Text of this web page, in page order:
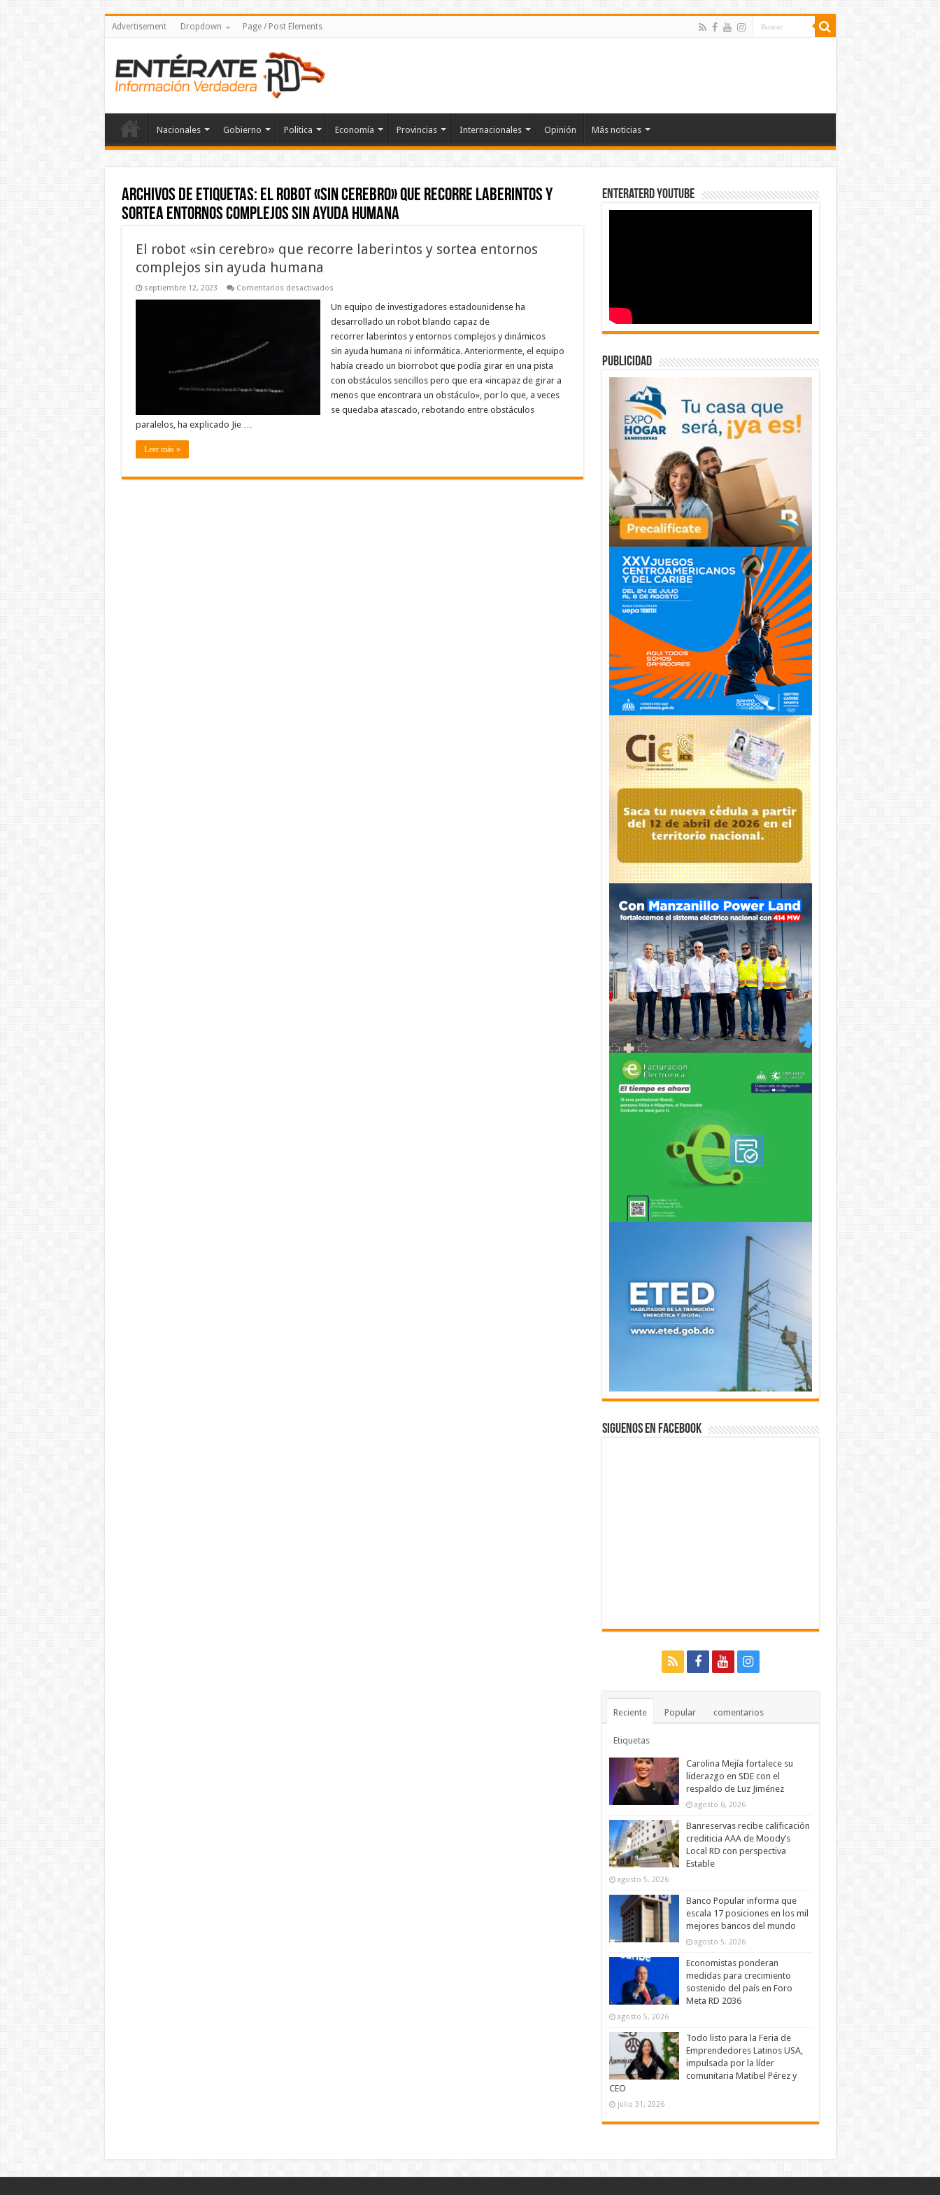
Advertisement Dropdown Page / Post Elements
Nacionales Gobierno Politica Economía Provincias Internacionales Opinión Más noticias
Archivos de etiquetas: El robot «sin cerebro» que recorre laberintos y
sortea entornos complejos sin ayuda humana
El robot «sin cerebro» que recorre laberintos y sortea entornos
complejos sin ayuda humana
septiembre 12, 2023 Comentarios desactivadosen
robot
cerebro»
que
recorre
laberintos
sortea
entornos
sin
humana
Un equipo de investigadores estadounidense ha
desarrollado un robot blando capaz de
recorrer laberintos y entornos complejos y dinámicos
sin ayuda humana ni informática. Anteriormente, el equipo
había creado un biorrobot que podía girar en una pista
con obstáculos sencillos pero que era «incapaz de girar a
menos que encontrara un obstáculo», por lo que, a veces
se quedaba atascado, rebotando entre obstáculos
paralelos, ha explicado Jie …
Leer más »
EnterateRD YOUTUBE
publicidad
Siguenos en Facebook
Reciente Popular comentarios
Etiquetas
Carolina Mejía fortalece su
liderazgo en SDE con el
respaldo de Luz Jiménez
agosto 6, 2026
Banreservas recibe calificación
crediticia AAA de Moody’s
Local RD con perspectiva
Estable
agosto 5, 2026
Banco Popular informa que
escala 17 posiciones en los mil
mejores bancos del mundo
agosto 5, 2026
Economistas ponderan
medidas para crecimiento
sostenido del país en Foro
Meta RD 2036
agosto 5, 2026
Todo listo para la Feria de
Emprendedores Latinos USA,
impulsada por la líder
comunitaria Matibel Pérez y
CEO
julio 31, 2026